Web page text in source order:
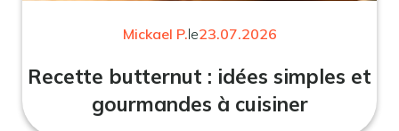
Mickael P.le23.07.2026
Recette butternut : idées simples et
gourmandes à cuisiner